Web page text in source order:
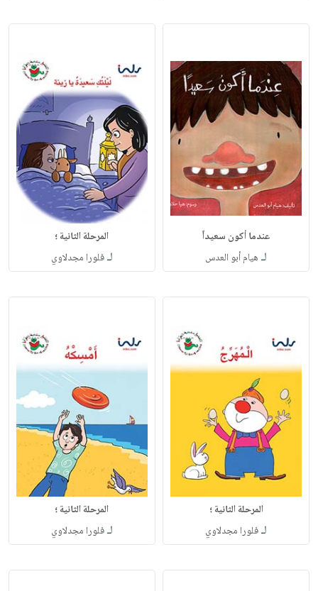
عندما أكون سعيداً
لـ هيام أبو العدس
المرحلة الثانية ؛
لـفلورا مجدلاوي
المرحلة الثانية ؛
لـفلورا مجدلاوي
المرحلة الثانية ؛
لـفلورا مجدلاوي